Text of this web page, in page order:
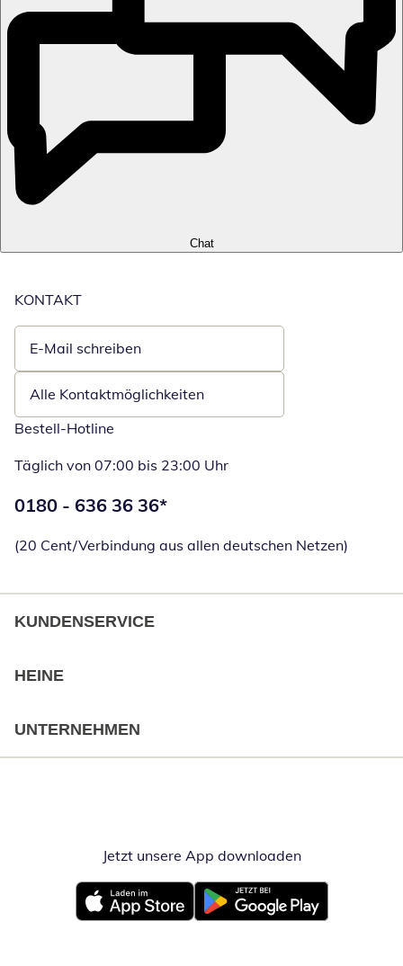
Chat
KONTAKT
E-Mail schreiben
Öffnet E-Mail-Client
Alle Kontaktmöglichkeiten
Bestell-Hotline
Täglich von 07:00 bis 23:00 Uhr
Telefonnummer:
0180 - 636 36 36*
(20 Cent/Verbindung aus allen deutschen Netzen)
KUNDENSERVICE
HEINE
UNTERNEHMEN
Jetzt unsere App downloadenÖffnet in
Öffnet in neuem FensterÖffnet in neuem Fenster